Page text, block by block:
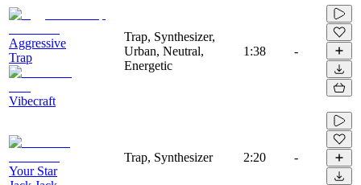
Aggressive
Trap
Vibecraft
Trap, Synthesizer,
Urban, Neutral,
Energetic
1:38 -
Your Star
Trap, Synthesizer 2:20 -